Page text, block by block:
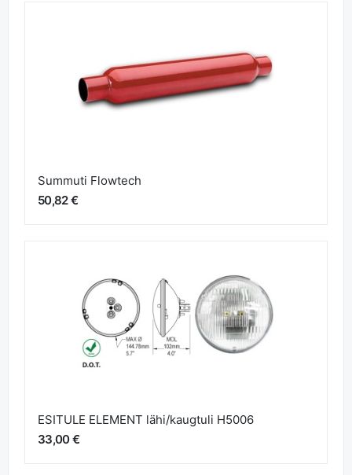
Summuti Flowtech
50,82 €
ESITULE ELEMENT lähi/kaugtuli H5006
33,00 €